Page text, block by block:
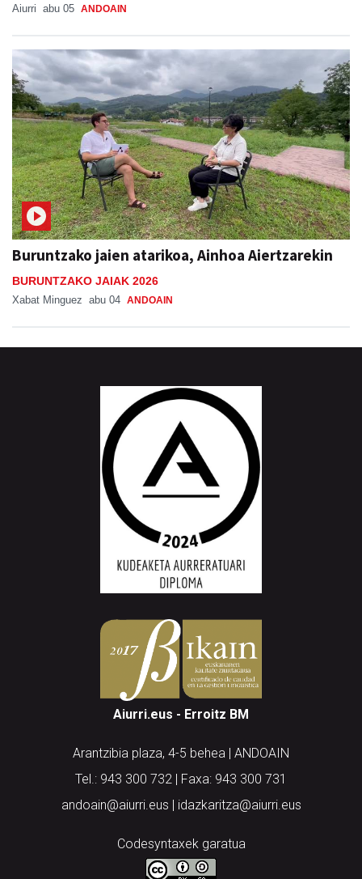
Aiurri abu 05 ANDOAIN
Buruntzako jaien atarikoa, Ainhoa Aiertzarekin
BURUNTZAKO JAIAK 2026
Xabat Minguez abu 04 ANDOAIN
Aiurri.eus - Erroitz BM
Arantzibia plaza, 4-5 behea | ANDOAIN
Tel.: 943 300 732 | Faxa: 943 300 731
andoain@aiurri.eus | idazkaritza@aiurri.eus
Codesyntaxek garatua